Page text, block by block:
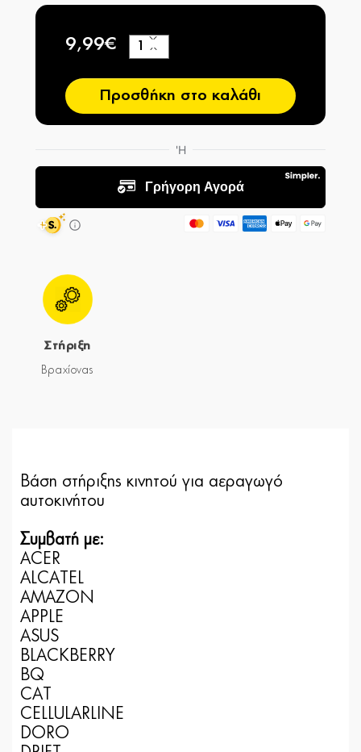
9,99€
−
+
Προσθήκη στο καλάθι
Στήριξη
Βραχίονας
Βάση στήριξης κινητού για αεραγωγό
αυτοκινήτου
Συμβατή με:
ACER
ALCATEL
AMAZON
APPLE
ASUS
BLACKBERRY
BQ
CAT
CELLULARLINE
DORO